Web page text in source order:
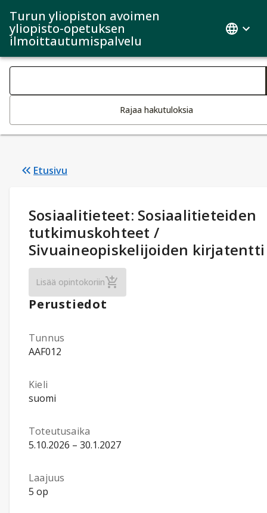
Turun yliopiston avoimen
yliopisto-opetuksen
ilmoittautumispalvelu
Haku kategoriat
Rajaa hakutuloksia
Etusivu
Opintotiedot:
Sosiaalitieteet: Sosiaalitieteiden
tutkimuskohteet /
Sivuaineopiskelijoiden kirjatentti
Lisää opintokoriinSosiaalitieteet: Sosiaalitieteiden
Perustiedot
Tunnus
AAF012
Kieli
suomi
Toteutusaika
5.10.2026 – 30.1.2027
Laajuus
5 op